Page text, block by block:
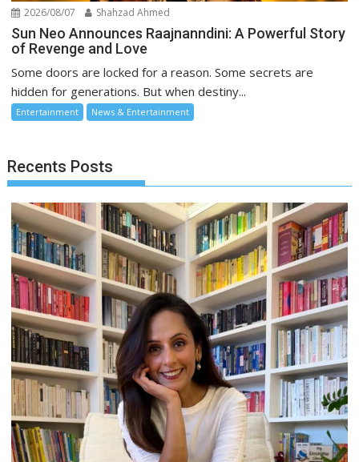
2026/08/07 Shahzad Ahmed
Sun Neo Announces Raajnanndini: A Powerful Story
of Revenge and Love
Some doors are locked for a reason. Some secrets are
hidden for generations. But when destiny...
Entertainment News & Entertainment
Recents Posts